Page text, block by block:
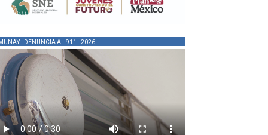
- DENUNCIA AL 911 - 2026